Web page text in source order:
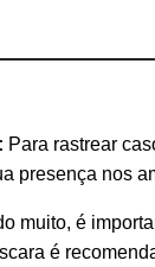
Para rastrear
presença nos
muito, é
é